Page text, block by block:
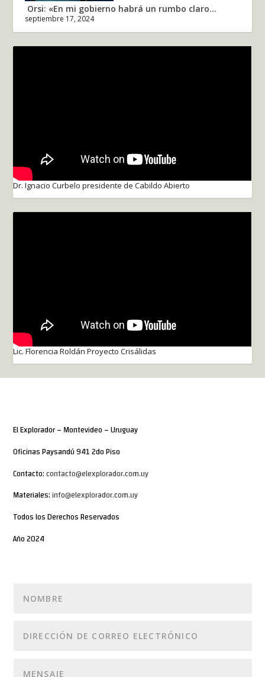
Orsi: «En mi gobierno habrá un rumbo claro...
septiembre 17, 2024
Dr. Ignacio Curbelo presidente de Cabildo Abierto
Lic. Florencia Roldán Proyecto Crisálidas
El Explorador – Montevideo – Uruguay
Oficinas Paysandú 941 2do Piso
Contacto:contacto@elexplorador.com.uy
Materiales:info@elexplorador.com.uy
Todos los Derechos Reservados
Año 2024